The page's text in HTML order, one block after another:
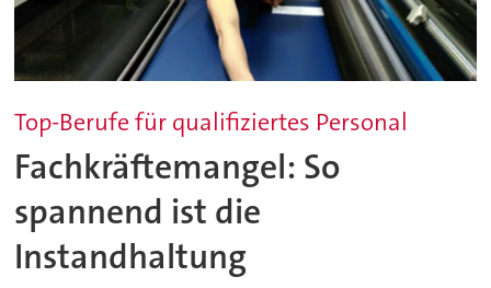
Top-Berufe für qualifiziertes Personal
Fachkräftemangel: So
spannend ist die
Instandhaltung